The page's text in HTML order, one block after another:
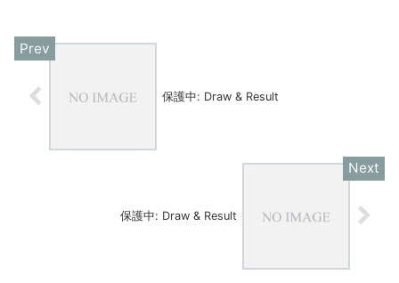
保護中: Draw & Result
保護中: Draw & Result